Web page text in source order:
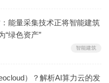
能量采集技术正将智能建筑
“绿色资产”
智能建筑
）？解析AI算力云的发